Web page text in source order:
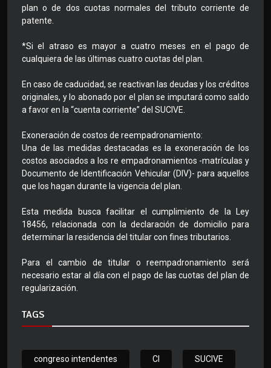
plan o de dos cuotas normales del tributo corriente de
patente.
*Si el atraso es mayor a cuatro meses en el pago de
cualquiera de las últimas cuatro cuotas del plan.
En caso de caducidad, se reactivan las deudas y los créditos
originales, y lo abonado por el plan se imputará como saldo
a favor en la “cuenta corriente” del SUCIVE.
Exoneración de costos de reempadronamiento:
Una de las medidas destacadas es la exoneración de los
costos asociados a los re empadronamientos -matrículas y
Documento de Identificación Vehicular (DIV)- para aquellos
que los hagan durante la vigencia del plan.
Esta medida busca facilitar el cumplimiento de la Ley
18456, relacionada con la declaración de domicilio para
determinar la residencia del titular con fines tributarios.
Para el cambio de titular o reempadronamiento será
necesario estar al día con el pago de las cuotas del plan de
regularización.
TAGS
congreso intendentes CI SUCIVE